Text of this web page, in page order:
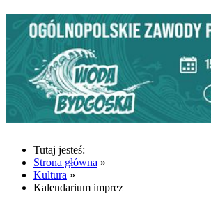
Tutaj jesteś:
Strona główna »
Kultura »
Kalendarium imprez